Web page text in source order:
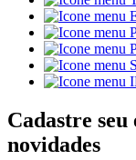
Cadastre seu
novidades